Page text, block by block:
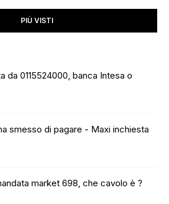
PIÙ VISTI
da 0115524000, banca Intesa o
smesso di pagare - Maxi inchiesta
market 698, che cavolo è ?